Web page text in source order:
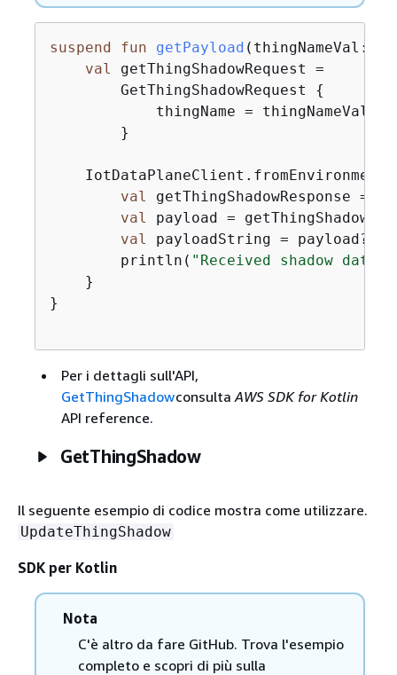
suspend fun getPayload (thingNameVal:
val
getThingShadowRequest =
        GetThingShadowRequest
{
            thingName = thingNameVal
        }
    IotDataPlaneClient.fromEnvironment
val
getThingShadowResponse =
val
payload =
val
payloadString =
        println(
"Received shadow data:
    }
}
Per i dettagli sull'API,
GetThingShadowconsultaAWS SDK for Kotlin
API reference.
GetThingShadow
Il seguente esempio di codice mostra come utilizzare.
UpdateThingShadow
SDK per Kotlin
Nota
C'è altro da fare GitHub. Trova l'esempio
completo e scopri di più sulla